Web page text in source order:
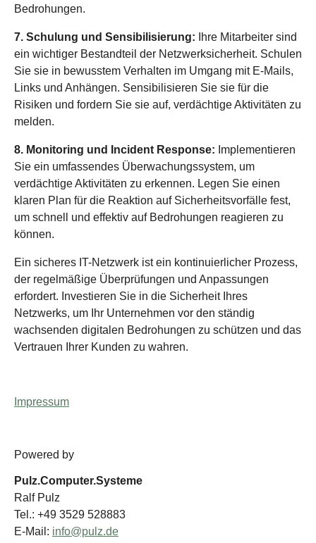
Bedrohungen.
7. Schulung und Sensibilisierung: Ihre Mitarbeiter sind
ein wichtiger Bestandteil der Netzwerksicherheit. Schulen
Sie sie in bewusstem Verhalten im Umgang mit E-Mails,
Links und Anhängen. Sensibilisieren Sie sie für die
Risiken und fordern Sie sie auf, verdächtige Aktivitäten zu
melden.
8. Monitoring und Incident Response: Implementieren
Sie ein umfassendes Überwachungssystem, um
verdächtige Aktivitäten zu erkennen. Legen Sie einen
klaren Plan für die Reaktion auf Sicherheitsvorfälle fest,
um schnell und effektiv auf Bedrohungen reagieren zu
können.
Ein sicheres IT-Netzwerk ist ein kontinuierlicher Prozess,
der regelmäßige Überprüfungen und Anpassungen
erfordert. Investieren Sie in die Sicherheit Ihres
Netzwerks, um Ihr Unternehmen vor den ständig
wachsenden digitalen Bedrohungen zu schützen und das
Vertrauen Ihrer Kunden zu wahren.
Impressum
Powered by
Pulz.Computer.Systeme
Ralf Pulz
Tel.: +49 3529 528883
E-Mail: info@pulz.de